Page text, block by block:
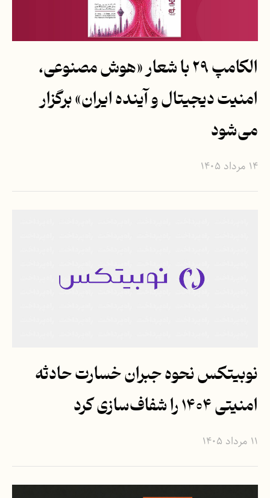
الکامپ ۲۹ با شعار «هوش مصنوعی،
امنیت دیجیتال و آینده ایران» برگزار
می‌شود
۱۴ مرداد ۱۴۰۵
نوبیتکس نحوه جبران خسارت حادثه
امنیتی ۱۴۰۴ را شفاف‌سازی کرد
۱۱ مرداد ۱۴۰۵